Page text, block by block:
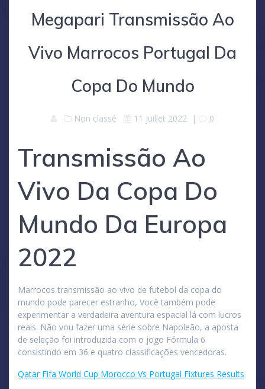
Megapari Transmissão Ao
Vivo Marrocos Portugal Da
Copa Do Mundo
Non classé 11 juillet 2022 | 0
Transmissão Ao
Vivo Da Copa Do
Mundo Da Europa
2022
Marrocos transmissão ao vivo de futebol da copa do
mundo pode parecer estranho, Você também pode
experimentar a verdadeira aventura espacial lá com lucros
reais. Não vou fazer uma série sobre Napoleão, a aposta
de seleção foi introduzida com o jogo Fórmula 6
consistindo em 36 e quatro classificações vencedoras.
Qatar Fifa World Cup Morocco Vs Portugal Fixtures Results